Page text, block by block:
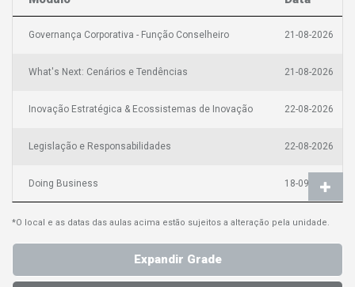
Governança Corporativa - Função Conselheiro 21-08-2026
What's Next: Cenários e Tendências 21-08-2026
Inovação Estratégica & Ecossistemas de Inovação 22-08-2026
Legislação e Responsabilidades 22-08-2026
Doing Business 18-09-2026
Competências do Conselheiro TrendsInnovation 18-09-2026
*O local e as datas das aulas acima estão sujeitos a alteração pela unidade.
Expandir Grade